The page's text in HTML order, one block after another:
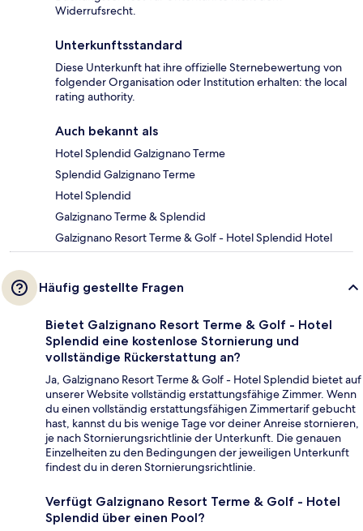
Widerrufsrecht.
Unterkunftsstandard
Diese Unterkunft hat ihre offizielle Sternebewertung von
folgender Organisation oder Institution erhalten: the local
rating authority.
Auch bekannt als
Hotel Splendid Galzignano Terme
Splendid Galzignano Terme
Hotel Splendid
Galzignano Terme & Splendid
Galzignano Resort Terme & Golf - Hotel Splendid Hotel
Häufig gestellte Fragen
Bietet Galzignano Resort Terme & Golf - Hotel
Splendid eine kostenlose Stornierung und
vollständige Rückerstattung an?
Ja, Galzignano Resort Terme & Golf - Hotel Splendid bietet auf
unserer Website vollständig erstattungsfähige Zimmer. Wenn
du einen vollständig erstattungsfähigen Zimmertarif gebucht
hast, kannst du bis wenige Tage vor deiner Anreise stornieren,
je nach Stornierungsrichtlinie der Unterkunft. Die genauen
Einzelheiten zu den Bedingungen der jeweiligen Unterkunft
findest du in deren Stornierungsrichtlinie.
Verfügt Galzignano Resort Terme & Golf - Hotel
Splendid über einen Pool?